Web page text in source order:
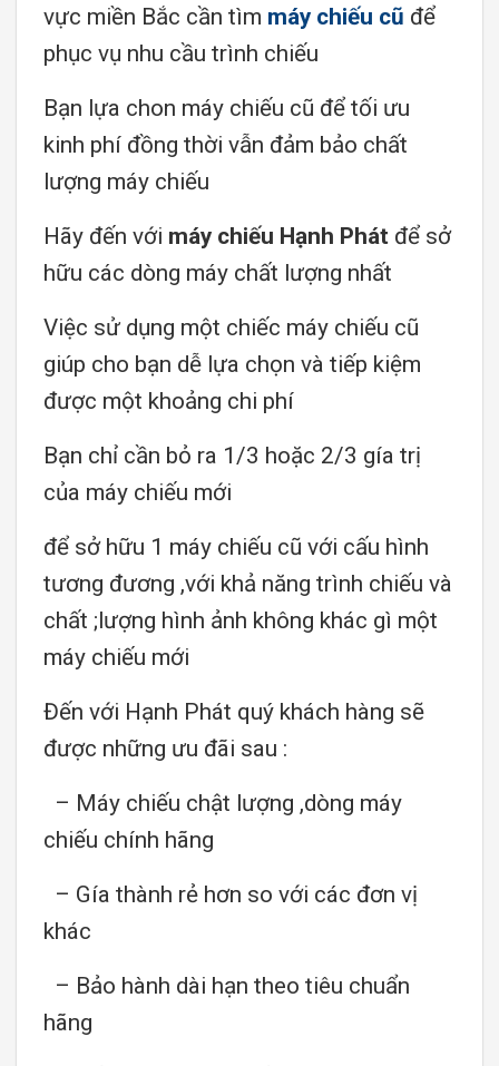
vực miền Bắc cần tìm máy chiếu cũ để
phục vụ nhu cầu trình chiếu
Bạn lựa chon máy chiếu cũ để tối ưu
kinh phí đồng thời vẫn đảm bảo chất
lượng máy chiếu
Hãy đến với máy chiếu Hạnh Phát để sở
hữu các dòng máy chất lượng nhất
Việc sử dụng một chiếc máy chiếu cũ
giúp cho bạn dễ lựa chọn và tiếp kiệm
được một khoảng chi phí
Bạn chỉ cần bỏ ra 1/3 hoặc 2/3 gía trị
của máy chiếu mới
để sở hữu 1 máy chiếu cũ với cấu hình
tương đương ,với khả năng trình chiếu và
chất ;lượng hình ảnh không khác gì một
máy chiếu mới
Đến với Hạnh Phát quý khách hàng sẽ
được những ưu đãi sau :
– Máy chiếu chật lượng ,dòng máy
chiếu chính hãng
– Gía thành rẻ hơn so với các đơn vị
khác
– Bảo hành dài hạn theo tiêu chuẩn
hãng